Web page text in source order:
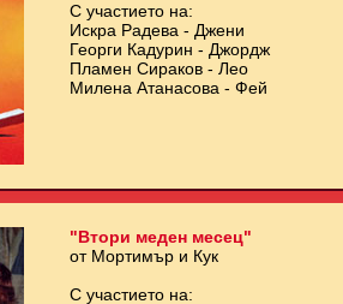
С участието на:
Искра Радева - Джени
Георги Кадурин - Джордж
Пламен Сираков - Лео
Милена Атанасова - Фей
"Втори меден месец"
от Мортимър и Кук
С участието на: